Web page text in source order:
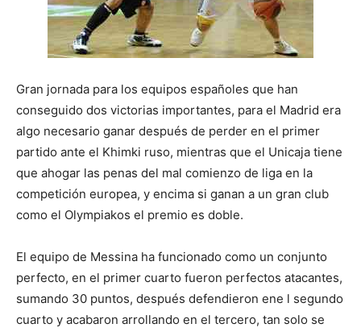
Gran jornada para los equipos españoles que han
conseguido dos victorias importantes, para el Madrid era
algo necesario ganar después de perder en el primer
partido ante el Khimki ruso, mientras que el Unicaja tiene
que ahogar las penas del mal comienzo de liga en la
competición europea, y encima si ganan a un gran club
como el Olympiakos el premio es doble.
El equipo de Messina ha funcionado como un conjunto
perfecto, en el primer cuarto fueron perfectos atacantes,
sumando 30 puntos, después defendieron ene l segundo
cuarto y acabaron arrollando en el tercero, tan solo se